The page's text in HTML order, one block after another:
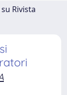
Rivista